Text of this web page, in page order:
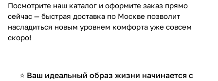
Посмотрите наш каталог и оформите заказ прямо
сейчас — быстрая доставка по Москве позволит
насладиться новым уровнем комфорта уже совсем
скоро!
⭐ Ваш идеальный образ жизни начинается с